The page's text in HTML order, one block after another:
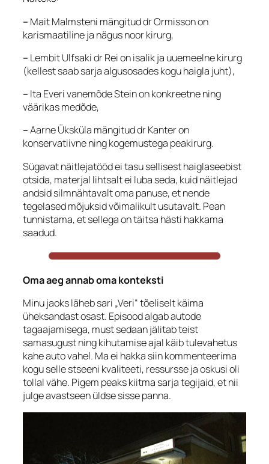
– Mait Malmsteni mängitud dr Ormisson on
karismaatiline ja nägus noor kirurg,
– Lembit Ulfsaki dr Rei on isalik ja uuemeelne kirurg
(kellest saab sarja algusosades kogu haigla juht),
– Ita Everi vanemõde Stein on konkreetne ning
väärikas medõde,
–Aarne Üksküla mängitud dr Kanter on
konservatiivne ning kogemustega peakirurg.
Sügavat näitlejatööd ei tasu sellisest haiglaseebist
otsida, materjal lihtsalt ei luba seda, kuid näitlejad
andsid silmnähtavalt oma panuse, et nende
tegelased mõjuksid võimalikult usutavalt. Pean
tunnistama, et sellega on täitsa hästi hakkama
saadud.
Oma aeg annab oma konteksti
Minu jaoks läheb sari „Veri“ tõeliselt käima
üheksandast osast. Episood algab autode
tagaajamisega, must sedaan jälitab teist
samasugust ning kihutamise ajal käib tulevahetus
kahe auto vahel. Ma ei hakka siin kommenteerima
kogu selle stseeni kvaliteeti, ressursse ja oskusi oli
tollal vähe. Pigem peaks kiitma sarja tegijaid, et nii
julge avastseen üldse sisse panna.